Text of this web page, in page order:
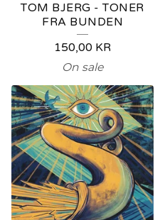
TOM BJERG - TONER
FRA BUNDEN
150,00 KR
On sale